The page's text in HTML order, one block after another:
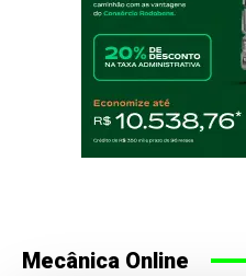
Mecânica Online